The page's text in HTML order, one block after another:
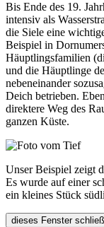
Bis Ende des 19.
intensiv als
die Siele eine
Beispiel in
Häuptlingsfamilien
und die Häuptlinge
nebeneinander
Deich betrieben.
direktere Weg des
ganzen Küste.
Unser Beispiel zeigt
Es wurde auf einer
ein kleines Stück
dieses Fenster